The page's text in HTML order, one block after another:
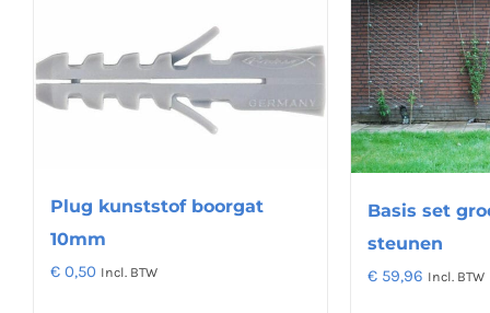
Plug kunststof boorgat
10mm
€ 0,50 Incl. BTW
Basis set
steunen
€ 59,96 Incl. BTW